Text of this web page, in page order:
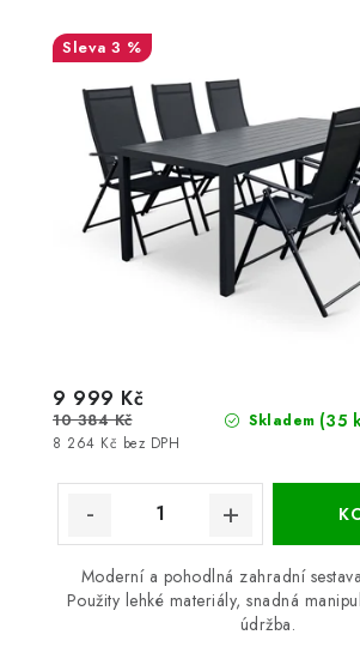
3 %
Skladem (35
8 264 Kč bez DPH
9 999 Kč
10 384 Kč
Moderní a pohodlná zahradní
Použity lehké materiály, snadná
údržba.